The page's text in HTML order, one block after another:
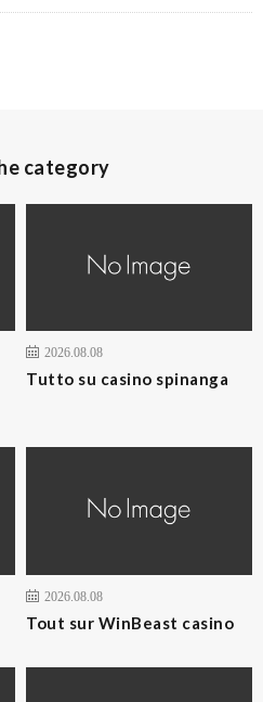
category
2026.08.08
Tutto su casino spinanga
2026.08.08
Tout sur WinBeast casino